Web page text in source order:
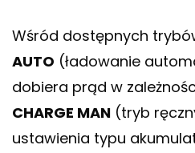
Wśród dostępnych
AUTO (ładowanie
dobiera prąd w
CHARGE MAN (tryb
ustawienia typu